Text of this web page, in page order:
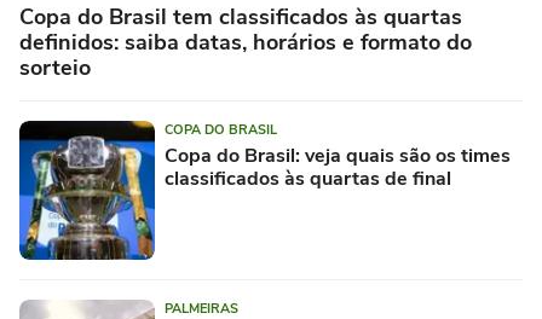
Copa do Brasil tem classificados às quartas
definidos: saiba datas, horários e formato do
sorteio
COPA DO BRASIL
Copa do Brasil: veja quais são os times
classificados às quartas de final
PALMEIRAS